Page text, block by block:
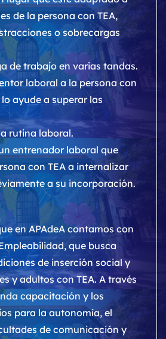
de la persona con TEA,
o sobrecargas
de trabajo en varias tandas.
laboral a la persona con
ayude a superar las
rutina laboral.
entrenador laboral que
con TEA a internalizar
a su incorporación.
en APAdeA contamos con
que busca
de inserción social y
y adultos con TEA. A través
capacitación y los
para la autonomía, el
de comunicación y